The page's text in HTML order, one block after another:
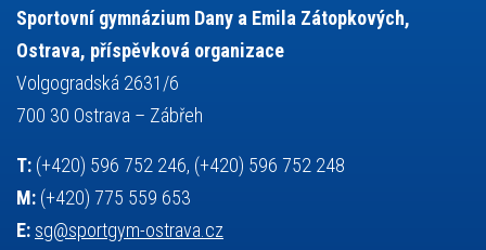
teorie sportovní přípravy
tělesná výchova
událost
volejbal
vybavení vysvědčení vzpírání
výuka všesportovní výcvikový kurz
základy společenských věd
Sportovní gymnázium Dany a Emila Zátopkových,
Ostrava, příspěvková organizace
Volgogradská 2631/6
700 30 Ostrava – Zábřeh
T: (+420) 596 752 246, (+420) 596 752 248
M: (+420) 775 559 653
E: sg@sportgym-ostrava.cz